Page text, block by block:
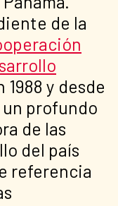
de la
y desde
profundo
de las
del país
referencia